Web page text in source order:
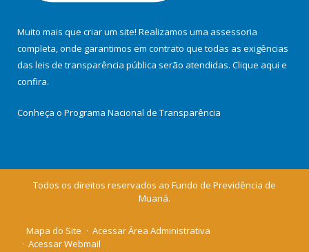
Muito mais que criar um site! Realizamos uma assessoria
completa, onde garantimos em contrato que todas as exigências
das leis de transparência pública serão atendidas. Clique aqui e
confira.
Conheça o Programa Nacional de Transparência
Todos os direitos reservados ao Fundo de Previdência de
Muaná.
Mapa do Site
Acessar Área Administrativa
Acessar Webmail